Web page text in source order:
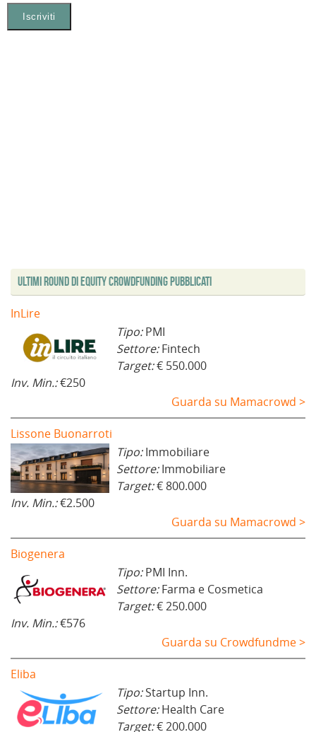
Ultimi Round di Equity Crowdfunding Pubblicati
InLire
Tipo:PMI
Settore:Fintech
Target:€ 550.000
Inv. Min.:€250
Guarda su Mamacrowd >
Lissone Buonarroti
Tipo:Immobiliare
Settore:Immobiliare
Target:€ 800.000
Inv. Min.:€2.500
Guarda su Mamacrowd >
Biogenera
Tipo:PMI Inn.
Settore:Farma e Cosmetica
Target:€ 250.000
Inv. Min.:€576
Guarda su Crowdfundme >
Eliba
Tipo:Startup Inn.
Settore:Health Care
Target:€ 200.000